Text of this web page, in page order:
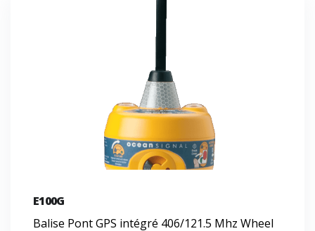
E100G
Balise Pont GPS intégré 406/121.5 Mhz Wheel